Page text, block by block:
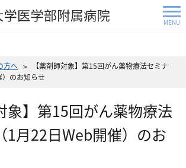
MENU
方へ
【薬剤師対象】第15回がん薬物療法セミナ
のお知らせ
象】第15回がん薬物療法
1月22日Web開催）のお